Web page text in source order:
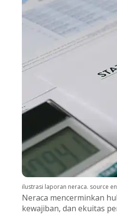
ilustrasi laporan neraca. source
Neraca mencerminkan
kewajiban, dan ekuitas